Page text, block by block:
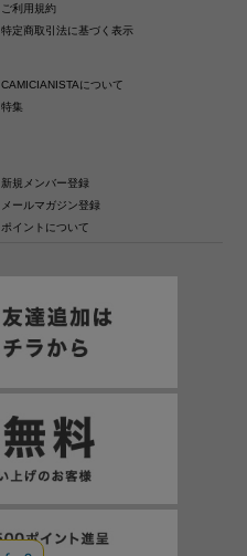
ご利用規約
特定商取引法に基づく表示
CAMICIANISTAについて
特集
新規メンバー登録
メールマガジン登録
ポイントについて